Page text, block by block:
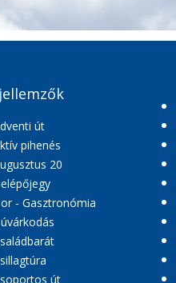
út
pihenés
20
- Gasztronómia
út